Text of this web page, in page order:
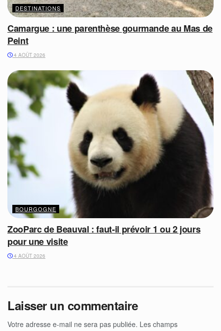
DESTINATIONS
Camargue : une parenthèse gourmande au Mas de
Peint
4 AOÛT 2026
BOURGOGNE
ZooParc de Beauval : faut-il prévoir 1 ou 2 jours
pour une visite
4 AOÛT 2026
Laisser un commentaire
Votre adresse e-mail ne sera pas publiée. Les champs